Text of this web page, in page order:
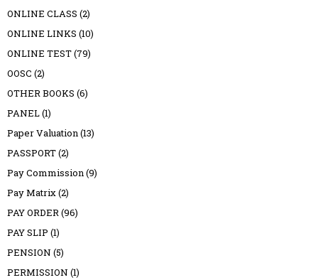
ONLINE CLASS (2)
ONLINE LINKS (10)
ONLINE TEST(79)
OOSC (2)
OTHER BOOKS (6)
PANEL(1)
Paper Valuation(13)
PASSPORT(2)
Pay Commission(9)
Pay Matrix(2)
PAY ORDER(96)
PAY SLIP (1)
PENSION (5)
PERMISSION (1)